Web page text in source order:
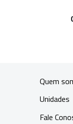
Quem
Unidades
Fale